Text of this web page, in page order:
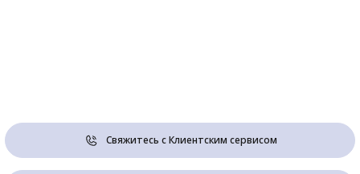
Свяжитесь с Клиентским сервисом